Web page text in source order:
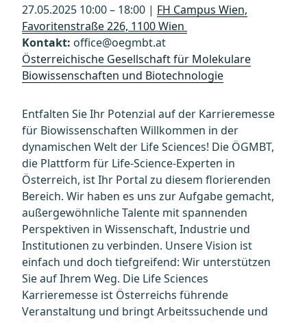
27.05.2025 10:00 – 18:00 | FH Campus Wien,
Favoritenstraße 226, 1100 Wien
Kontakt: office@oegmbt.at
Österreichische Gesellschaft für Molekulare
Biowissenschaften und Biotechnologie
Entfalten Sie Ihr Potenzial auf der Karrieremesse
für Biowissenschaften Willkommen in der
dynamischen Welt der Life Sciences! Die ÖGMBT,
die Plattform für Life-Science-Experten in
Österreich, ist Ihr Portal zu diesem florierenden
Bereich. Wir haben es uns zur Aufgabe gemacht,
außergewöhnliche Talente mit spannenden
Perspektiven in Wissenschaft, Industrie und
Institutionen zu verbinden. Unsere Vision ist
einfach und doch tiefgreifend: Wir unterstützen
Sie auf Ihrem Weg. Die Life Sciences
Karrieremesse ist Österreichs führende
Veranstaltung und bringt Arbeitssuchende und